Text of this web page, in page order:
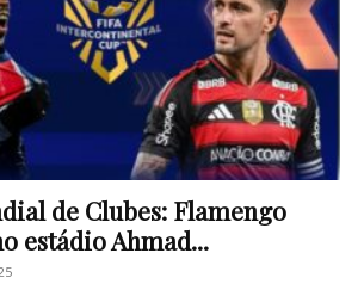
de Clubes: Flamengo
estádio Ahmad...